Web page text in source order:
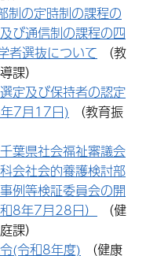
の定時制の課程の
び通信制の課程の四
者選抜について （教
課）
定及び保持者の認定
7月17日) （教育振
葉県社会福祉審議会
会社会的養護検討部
例等検証委員会の開
8年7月28日）
（健
課）
(令和8年度) （健康